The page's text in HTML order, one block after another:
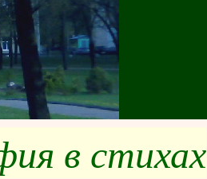
в стихах